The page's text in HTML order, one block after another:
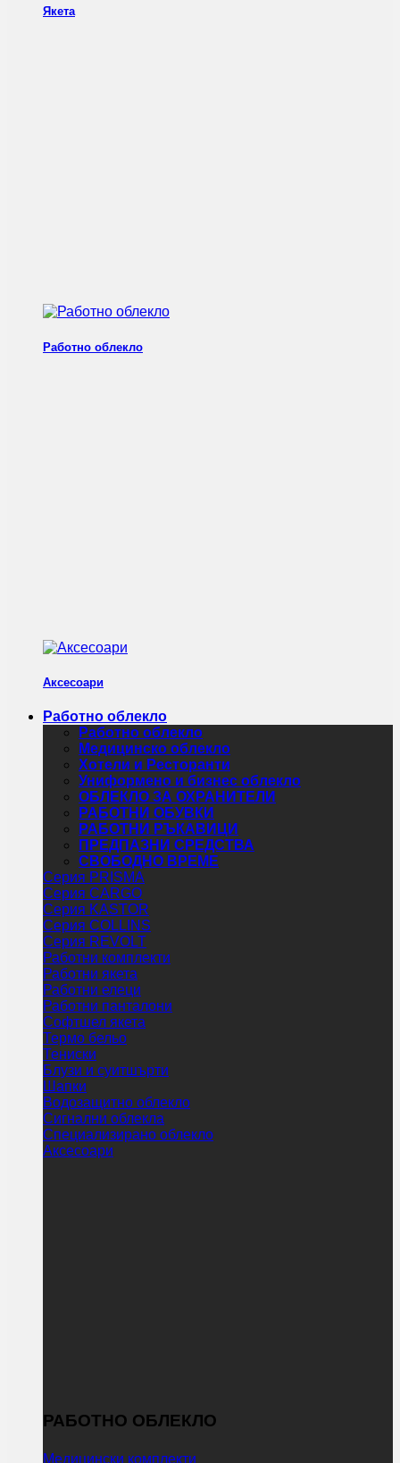
Якета
Работно облекло
Аксесоари
Работно облекло
Работно облекло
Медицинско облекло
Хотели и Ресторанти
Униформено и бизнес облекло
ОБЛЕКЛО ЗА ОХРАНИТЕЛИ
РАБОТНИ ОБУВКИ
РАБОТНИ РЪКАВИЦИ
ПРЕДПАЗНИ СРЕДСТВА
СВОБОДНО ВРЕМЕ
Серия PRISMA
Серия CARGO
Серия KASTOR
Серия COLLINS
Серия REVOLT
Работни комплекти
Работни якета
Работни елеци
Работни панталони
Софтшел якета
Термо бельо
Тениски
Блузи и суитшърти
Шапки
Водозащитно облекло
Сигнални облекла
Специализирано облекло
Аксесоари
РАБОТНО ОБЛЕКЛО
Медицински комплекти